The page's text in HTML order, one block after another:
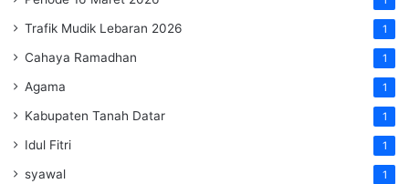
Trafik Mudik Lebaran 2026 1
Cahaya Ramadhan 1
Agama 1
Kabupaten Tanah Datar 1
Idul Fitri 1
syawal 1